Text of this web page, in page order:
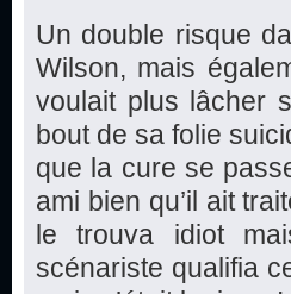
Un double risque
Wilson, mais
voulait plus lâcher
bout de sa folie
que la cure se
ami bien qu’il ait
le trouva idiot
scénariste qualifia